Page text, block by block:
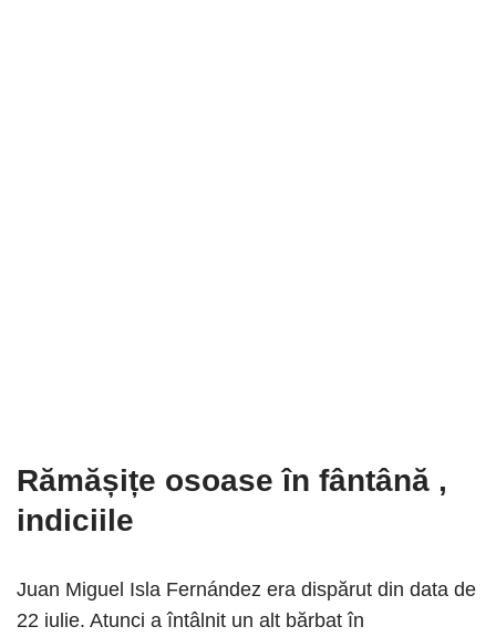
Rămășițe osoase în fântână ,
indiciile
Juan Miguel Isla Fernández era dispărut din data de
22 iulie. Atunci a întâlnit un alt bărbat în